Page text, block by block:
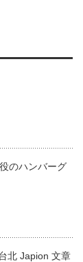
のハンバーグ
北 Japion 文章